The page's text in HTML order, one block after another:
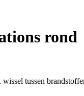
rond
tussen